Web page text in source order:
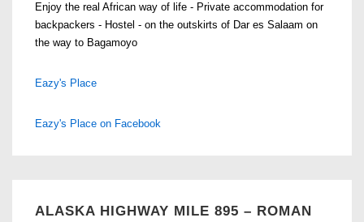
Enjoy the real African way of life - Private accommodation for
backpackers - Hostel - on the outskirts of Dar es Salaam on
the way to Bagamoyo
Eazy's Place
Eazy's Place on Facebook
ALASKA HIGHWAY MILE 895 – ROMAN